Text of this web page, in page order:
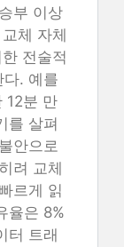
부 이상
체 자체
전술적
다. 예를
12분 만
를 살펴
안으로
려 교체
르게 읽
율은 8%
터 트래